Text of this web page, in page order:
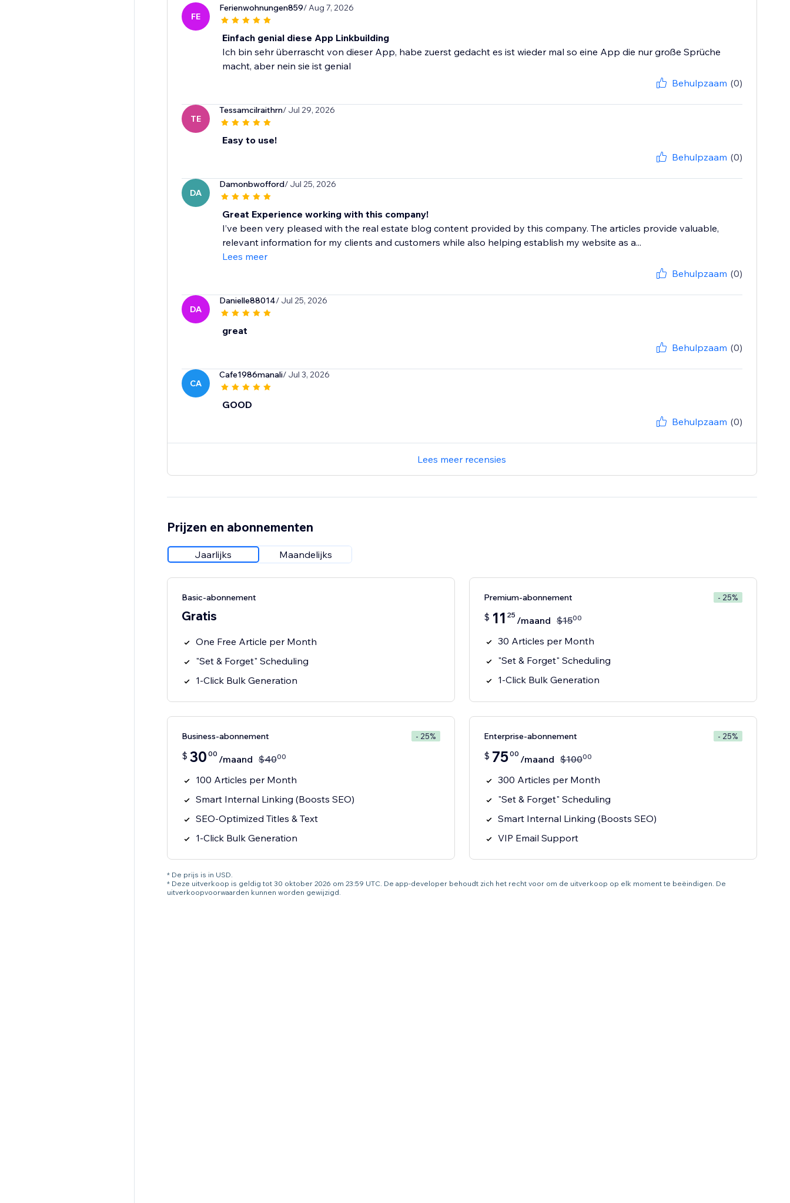
FE
Ferienwohnungen859/ Aug 7, 2026
Einfach genial diese App Linkbuilding
Ich bin sehr überrascht von dieser App, habe zuerst gedacht es ist wieder mal so eine App die nur große Sprüche
macht, aber nein sie ist genial
Behulpzaam (0)
TE
Tessamcilraithrn/ Jul 29, 2026
Easy to use!
Behulpzaam (0)
DA
Damonbwofford/ Jul 25, 2026
Great Experience working with this company!
I’ve been very pleased with the real estate blog content provided by this company. The articles provide valuable,
relevant information for my clients and customers while also helping establish my website as a...
Lees meer
Behulpzaam (0)
DA
Danielle88014/ Jul 25, 2026
great
Behulpzaam (0)
CA
Cafe1986manali/ Jul 3, 2026
GOOD
Behulpzaam (0)
Lees meer recensies
Prijzen en abonnementen
Jaarlijks Maandelijks
Basic-abonnement
Gratis
One Free Article per Month
"Set & Forget" Scheduling
1-Click Bulk Generation
Premium-abonnement - 25%
$ 11 25 /maand $1500
30 Articles per Month
"Set & Forget" Scheduling
1-Click Bulk Generation
Business-abonnement - 25%
$ 30 00 /maand $4000
100 Articles per Month
Smart Internal Linking (Boosts SEO)
SEO-Optimized Titles & Text
1-Click Bulk Generation
Enterprise-abonnement - 25%
$ 7500 /maand $10000
300 Articles per Month
"Set & Forget" Scheduling
Smart Internal Linking (Boosts SEO)
VIP Email Support
* De prijs is in USD.
* Deze uitverkoop is geldig tot 30 oktober 2026 om 23:59 UTC. De app-developer behoudt zich het recht voor om de uitverkoop op elk moment te beëindigen. De
uitverkoopvoorwaarden kunnen worden gewijzigd.